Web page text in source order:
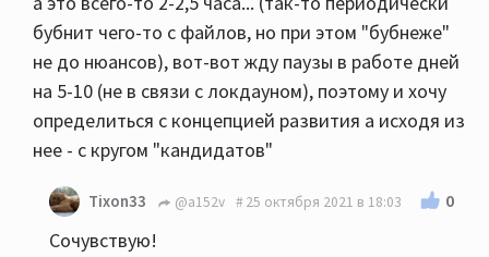
бубнит чего-то с файлов, но при этом "бубнеже"
не до нюансов), вот-вот жду паузы в работе дней
на 5-10 (не в связи с локдауном), поэтому и хочу
определиться с концепцией развития а исходя из
нее - с кругом "кандидатов"
Tixon33 @a152v 25 октября 2021 в 18:03 0
Сочувствую!